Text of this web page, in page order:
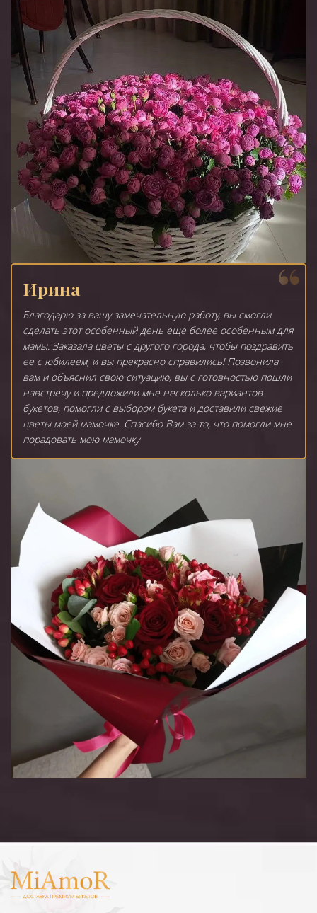
Ирина
Благодарю за вашу замечательную работу, вы смогли
сделать этот особенный день еще более особенным для
мамы. Заказала цветы с другого города, чтобы поздравить
ее с юбилеем, и вы прекрасно справились! Позвонила
вам и объяснил свою ситуацию, вы с готовностью пошли
навстречу и предложили мне несколько вариантов
букетов, помогли с выбором букета и доставили свежие
цветы моей мамочке. Спасибо Вам за то, что помогли мне
порадовать мою мамочку